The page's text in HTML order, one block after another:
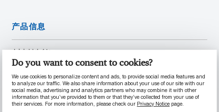
Do you want to consent to cookies?
We use cookies to personalize content and ads, to provide social media features and
to analyze our traffic. We also share information about your use of our site with our
social media, advertising and analytics partners who may combine it with other
information that you’ve provided to them or that they’ve collected from your use of
their services. For more information, please check our Privacy Notice page.
产品信息
材料性能
耐磨性良好、CoF 低
高强度
耐中等酸性溶液
承载能力高